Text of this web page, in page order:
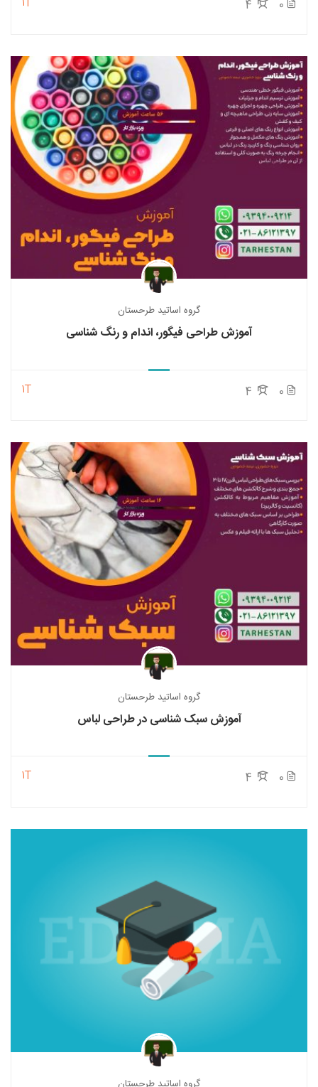
0
گروه اساتید طرحستان
آموزش طراحی فیگور، اندام و رنگ شناسی
0
1T
گروه اساتید طرحستان
آموزش سبک شناسی در طراحی لباس
0
1T